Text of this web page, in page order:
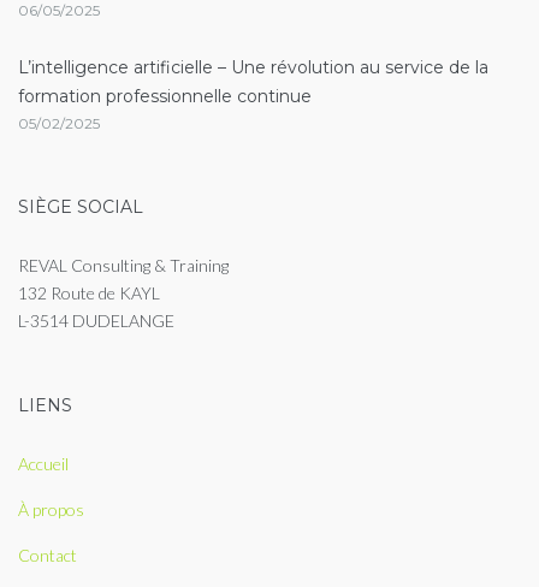
06/05/2025
L’intelligence artificielle – Une révolution au service de la
formation professionnelle continue
05/02/2025
SIÈGE SOCIAL
REVAL Consulting & Training
132 Route de KAYL
L-3514 DUDELANGE
LIENS
Accueil
À propos
Contact